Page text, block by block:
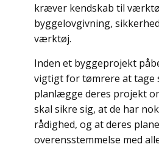
kræver kendskab til
byggelovgivning,
værktøj.
Inden et byggeprojekt
vigtigt for tømrere at tage
planlægge deres projekt
skal sikre sig, at de har
rådighed, og at deres
overensstemmelse med